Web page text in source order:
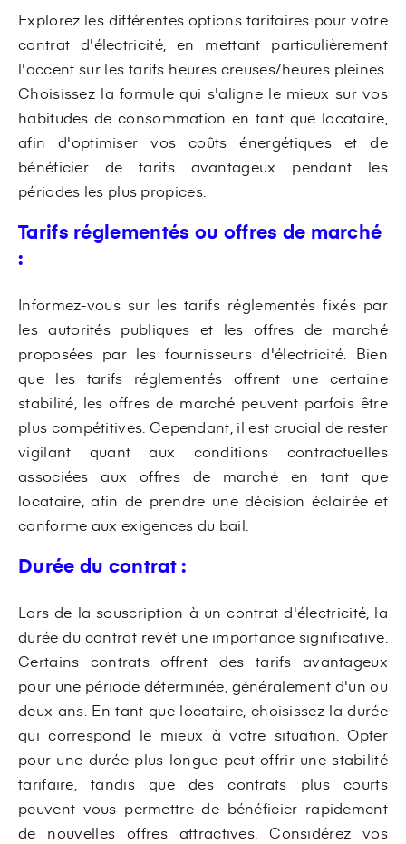
Explorez les différentes options tarifaires pour votre
contrat d'électricité, en mettant particulièrement
l'accent sur les tarifs heures creuses/heures pleines.
Choisissez la formule qui s'aligne le mieux sur vos
habitudes de consommation en tant que locataire,
afin d'optimiser vos coûts énergétiques et de
bénéficier de tarifs avantageux pendant les
périodes les plus propices.
Tarifs réglementés ou offres de marché
:
Informez-vous sur les tarifs réglementés fixés par
les autorités publiques et les offres de marché
proposées par les fournisseurs d'électricité. Bien
que les tarifs réglementés offrent une certaine
stabilité, les offres de marché peuvent parfois être
plus compétitives. Cependant, il est crucial de rester
vigilant quant aux conditions contractuelles
associées aux offres de marché en tant que
locataire, afin de prendre une décision éclairée et
conforme aux exigences du bail.
Durée du contrat :
Lors de la souscription à un contrat d'électricité, la
durée du contrat revêt une importance significative.
Certains contrats offrent des tarifs avantageux
pour une période déterminée, généralement d'un ou
deux ans. En tant que locataire, choisissez la durée
qui correspond le mieux à votre situation. Opter
pour une durée plus longue peut offrir une stabilité
tarifaire, tandis que des contrats plus courts
peuvent vous permettre de bénéficier rapidement
de nouvelles offres attractives. Considérez vos